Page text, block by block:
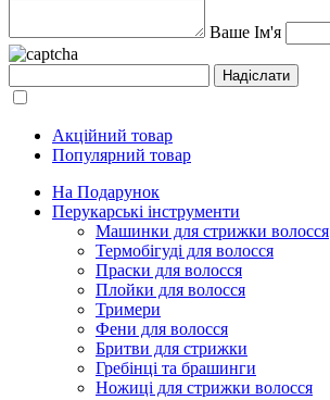
Ваше Ім'я
Акційний товар
Популярний товар
На Подарунок
Перукарські інструменти
Машинки для стрижки волосся
Термобігуді для волосся
Праски для волосся
Плойки для волосся
Тримери
Фени для волосся
Бритви для стрижки
Гребінці та брашинги
Ножиці для стрижки волосся